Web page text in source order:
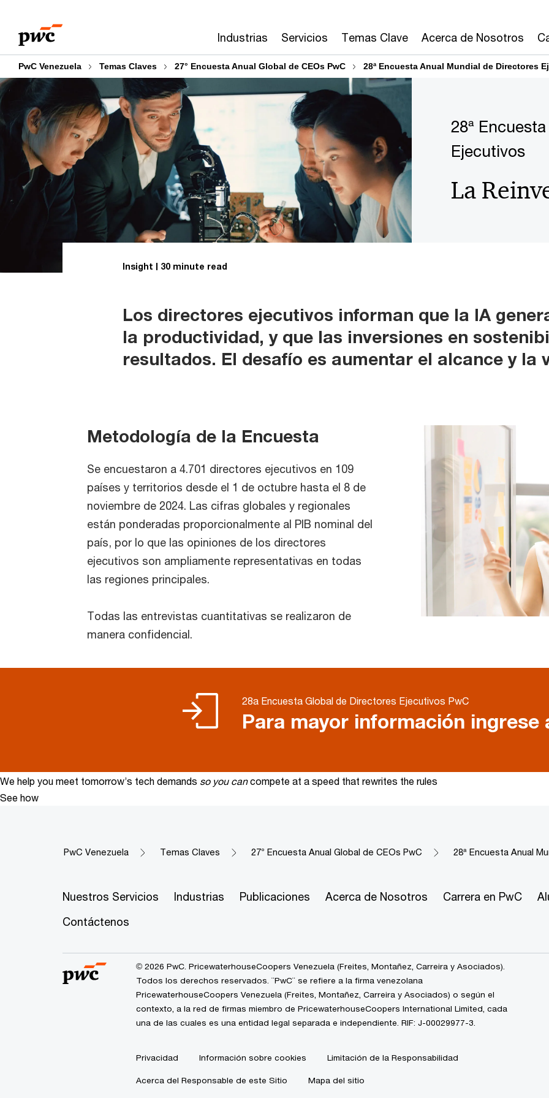
content
footer
Industrias Servicios Temas Clave Acerca de Nosotros
PwC Venezuela Temas Claves 27° Encuesta Anual Global de CEOs PwC 28ª Encuesta Anual Mundial de Directores
28ª
Ejecutivos
La
Insight 30 minute read
Los directores ejecutivos informan que la IA
la productividad, y que las inversiones en
resultados. El desafío es aumentar el alcance y la
Metodología de la Encuesta
Se encuestaron a 4.701 directores ejecutivos en 109
países y territorios desde el 1 de octubre hasta el 8 de
noviembre de 2024. Las cifras globales y regionales
están ponderadas proporcionalmente al PIB nominal del
país, por lo que las opiniones de los directores
ejecutivos son ampliamente representativas en todas
las regiones principales.
Todas las entrevistas cuantitativas se realizaron de
manera confidencial.
28a Encuesta Global de Directores Ejecutivos PwC
Para mayor información ingrese
We help you meet tomorrow’s tech demands so you can compete at a speed that rewrites the rules
See how
PwC Venezuela Temas Claves 27° Encuesta Anual Global de CEOs PwC 28ª Encuesta Anual
Nuestros Servicios Industrias Publicaciones Acerca de Nosotros Carrera en PwC
Contáctenos
© 2026 PwC. PricewaterhouseCoopers Venezuela (Freites, Montañez, Carreira y Asociados).
Todos los derechos reservados. ¨PwC¨ se refiere a la firma venezolana
PricewaterhouseCoopers Venezuela (Freites, Montañez, Carreira y Asociados) o según el
contexto, a la red de firmas miembro de PricewaterhouseCoopers International Limited, cada
una de las cuales es una entidad legal separada e independiente. RIF: J-00029977-3.
Privacidad Información sobre cookies Limitación de la Responsabilidad
Acerca del Responsable de este Sitio Mapa del sitio